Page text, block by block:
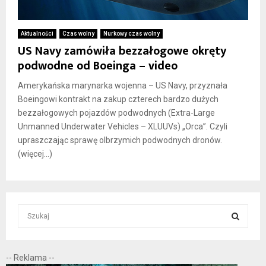
Aktualności Czas wolny Nurkowy czas wolny
US Navy zamówiła bezzałogowe okręty
podwodne od Boeinga – video
Amerykańska marynarka wojenna – US Navy, przyznała
Boeingowi kontrakt na zakup czterech bardzo dużych
bezzałogowych pojazdów podwodnych (Extra-Large
Unmanned Underwater Vehicles – XLUUVs) „Orca”. Czyli
upraszczając sprawę olbrzymich podwodnych dronów.
(więcej…)
c
E
-- Reklama --